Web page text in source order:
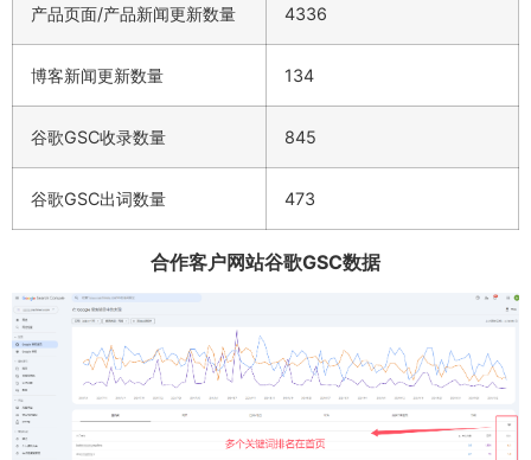
产品页面/产品新闻更新数量 4336
博客新闻更新数量 134
谷歌GSC收录数量 845
谷歌GSC出词数量 473
合作客户网站谷歌GSC数据